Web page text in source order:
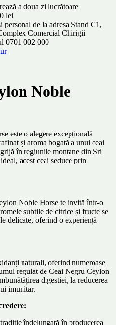
a doua zi lucrătoare
lei
personal de la adresa Stand C1,
Comercial Chirigii
0701 002 000
Noble
este o alegere excepțională
și aroma bogată a unui ceai
în regiunile montane din Sri
acest ceai seduce prin
Noble Horse te invită într-o
subtile de citrice și fructe se
delicate, oferind o experiență
naturali, oferind numeroase
regulat de Ceai Negru Ceylon
digestiei, la reducerea
imunitar.
îndelungată în producerea